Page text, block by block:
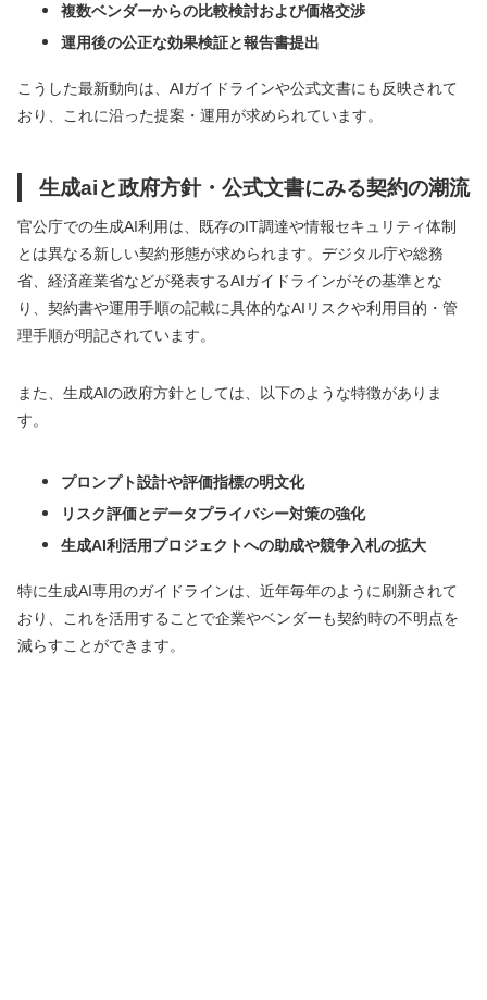
複数ベンダーからの比較検討および価格交渉
運用後の公正な効果検証と報告書提出
こうした最新動向は、AIガイドラインや公式文書にも反映されて
おり、これに沿った提案・運用が求められています。
生成aiと政府方針・公式文書にみる契約の潮流
官公庁での生成AI利用は、既存のIT調達や情報セキュリティ体制
とは異なる新しい契約形態が求められます。デジタル庁や総務
省、経済産業省などが発表するAIガイドラインがその基準とな
り、契約書や運用手順の記載に具体的なAIリスクや利用目的・管
理手順が明記されています。
また、生成AIの政府方針としては、以下のような特徴がありま
す。
プロンプト設計や評価指標の明文化
リスク評価とデータプライバシー対策の強化
生成AI利活用プロジェクトへの助成や競争入札の拡大
特に生成AI専用のガイドラインは、近年毎年のように刷新されて
おり、これを活用することで企業やベンダーも契約時の不明点を
減らすことができます。